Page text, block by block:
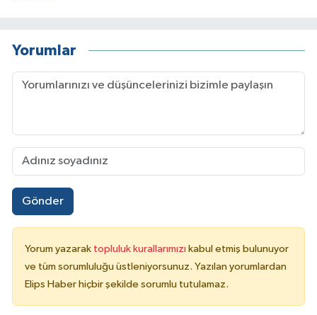
Yorumlar
Gönder
Yorum yazarak topluluk kurallarımızı kabul etmiş bulunuyor
ve tüm sorumluluğu üstleniyorsunuz. Yazılan yorumlardan
Elips Haber hiçbir şekilde sorumlu tutulamaz.